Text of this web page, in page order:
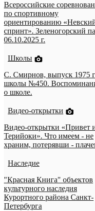
Всероссийские
по спортивному
ориентированию
спринт». Зеленогорский
06.10.2025 г.
Школы
С. Смирнов, выпуск 1975
школы №450.
о школе.
Видео-открытки
Видео-открытки «Привет
Терийоки». Что имеем - не
храним, потерявши -
Наследие
"Красная Книга" объектов
культурного наследия
Курортного района Санкт-
Петербурга